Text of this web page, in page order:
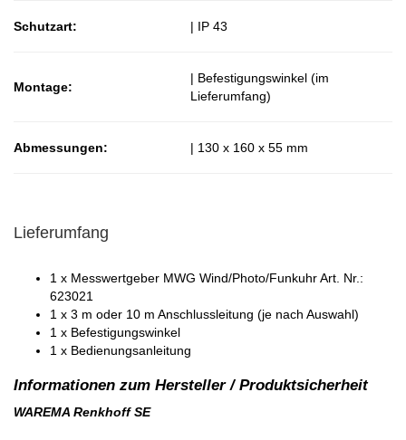
Schutzart: | IP 43
Montage:
| Befestigungswinkel (im
Lieferumfang)
Abmessungen: | 130 x 160 x 55 mm
Lieferumfang
1 x Messwertgeber MWG Wind/Photo/Funkuhr Art. Nr.:
623021
1 x 3 m oder 10 m Anschlussleitung (je nach Auswahl)
1 x Befestigungswinkel
1 x Bedienungsanleitung
WAREMA Renkhoff SE